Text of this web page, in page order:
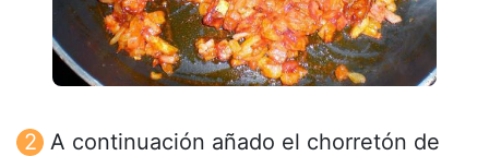
A continuación añado el chorretón de